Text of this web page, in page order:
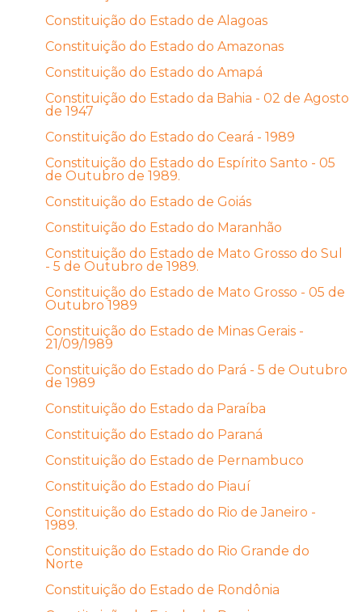
Constituição do Estado de Alagoas
Constituição do Estado do Amazonas
Constituição do Estado do Amapá
Constituição do Estado da Bahia - 02 de Agosto
de 1947
Constituição do Estado do Ceará - 1989
Constituição do Estado do Espírito Santo - 05
de Outubro de 1989.
Constituição do Estado de Goiás
Constituição do Estado do Maranhão
Constituição do Estado de Mato Grosso do Sul
- 5 de Outubro de 1989.
Constituição do Estado de Mato Grosso - 05 de
Outubro 1989
Constituição do Estado de Minas Gerais -
21/09/1989
Constituição do Estado do Pará - 5 de Outubro
de 1989
Constituição do Estado da Paraíba
Constituição do Estado do Paraná
Constituição do Estado de Pernambuco
Constituição do Estado do Piauí
Constituição do Estado do Rio de Janeiro -
1989.
Constituição do Estado do Rio Grande do
Norte
Constituição do Estado de Rondônia